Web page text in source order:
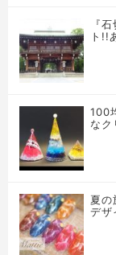
『
ト!!
100
な
夏
デザ